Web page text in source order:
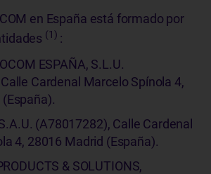
en España está formado por
(1) :
ESPAÑA, S.L.U.
Cardenal Marcelo Spínola 4,
(A78017282), Calle Cardenal
4, 28016 Madrid (España).
& SOLUTIONS,